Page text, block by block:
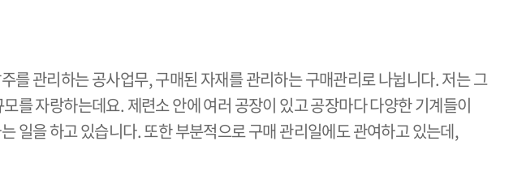
를 관리하는 공사업무, 구매된 자재를 관리하는 구매관리로 나뉩니다. 저는 그
를 자랑하는데요. 제련소 안에 여러 공장이 있고 공장마다 다양한 기계들이
일을 하고 있습니다. 또한 부분적으로 구매 관리일에도 관여하고 있는데,